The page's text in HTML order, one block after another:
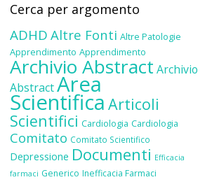
Cerca per argomento
ADHD Altre Fonti Altre Patologie
Apprendimento Apprendimento
Archivio Abstract Archivio
AbstractArea
Scientifica Articoli
Scientifici Cardiologia Cardiologia
Comitato Comitato Scientifico
Depressione Documenti Efficacia
farmaci Generico Inefficacia Farmaci